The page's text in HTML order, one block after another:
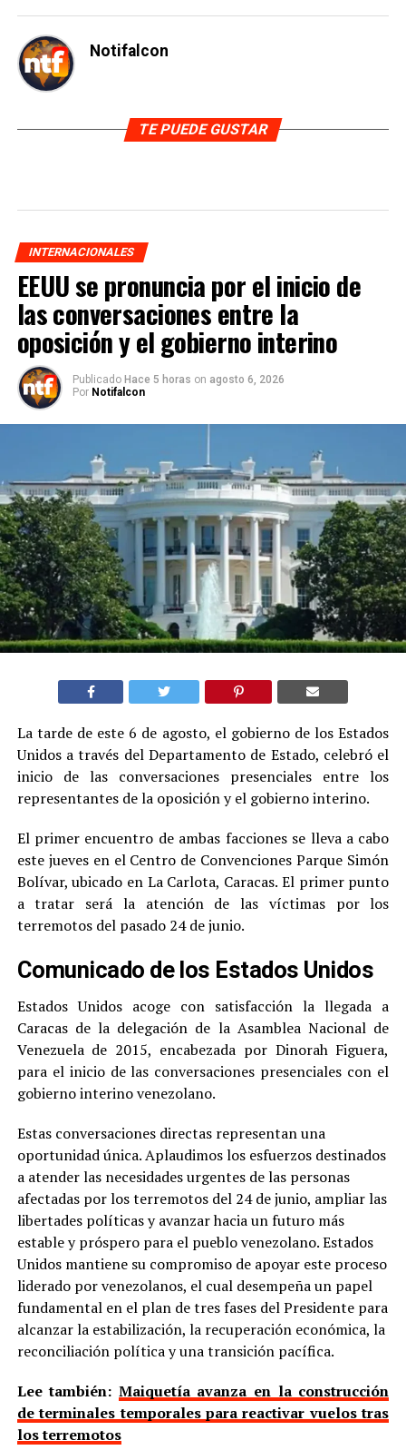
Notifalcon
TE PUEDE GUSTAR
INTERNACIONALES
EEUU se pronuncia por el inicio de
las conversaciones entre la
oposición y el gobierno interino
Publicado Hace 5 horas on agosto 6, 2026
Por Notifalcon
La tarde de este 6 de agosto, el gobierno de los Estados
Unidos a través del Departamento de Estado, celebró el
inicio de las conversaciones presenciales entre los
representantes de la oposición y el gobierno interino.
El primer encuentro de ambas facciones se lleva a cabo
este jueves en el Centro de Convenciones Parque Simón
Bolívar, ubicado en La Carlota, Caracas. El primer punto
a tratar será la atención de las víctimas por los
terremotos del pasado 24 de junio.
Comunicado de los Estados Unidos
Estados Unidos acoge con satisfacción la llegada a
Caracas de la delegación de la Asamblea Nacional de
Venezuela de 2015, encabezada por Dinorah Figuera,
para el inicio de las conversaciones presenciales con el
gobierno interino venezolano.
Estas conversaciones directas representan una
oportunidad única. Aplaudimos los esfuerzos destinados
a atender las necesidades urgentes de las personas
afectadas por los terremotos del 24 de junio, ampliar las
libertades políticas y avanzar hacia un futuro más
estable y próspero para el pueblo venezolano. Estados
Unidos mantiene su compromiso de apoyar este proceso
liderado por venezolanos, el cual desempeña un papel
fundamental en el plan de tres fases del Presidente para
alcanzar la estabilización, la recuperación económica, la
reconciliación política y una transición pacífica.
Lee también: Maiquetía avanza en la construcción
de terminales temporales para reactivar vuelos tras
los terremotos